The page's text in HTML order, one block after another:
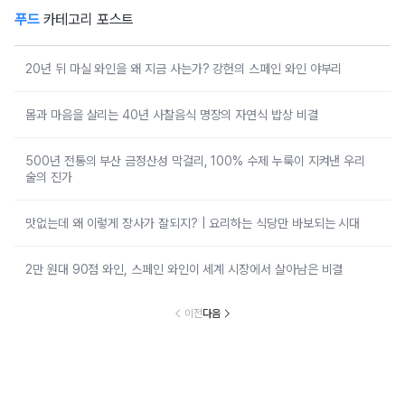
푸드카테고리 포스트
20년 뒤 마실 와인을 왜 지금 사는가? 강헌의 스페인 와인 야부리
몸과 마음을 살리는 40년 사찰음식 명장의 자연식 밥상 비결
500년 전통의 부산 금정산성 막걸리, 100% 수제 누룩이 지켜낸 우리
술의 진가
맛없는데 왜 이렇게 장사가 잘되지? | 요리하는 식당만 바보되는 시대
2만 원대 90점 와인, 스페인 와인이 세계 시장에서 살아남은 비결
이전다음